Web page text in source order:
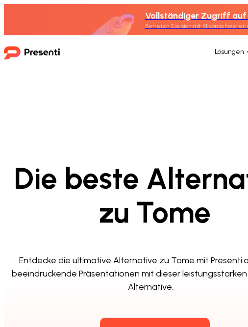
Vollständiger Zugriff auf
Befreien Sie sich mit KI von schwerer
Lösungen
Die beste
zu Tome
Entdecke die ultimative Alternative zu Tome mit
beeindruckende Präsentationen mit dieser
Alternative.